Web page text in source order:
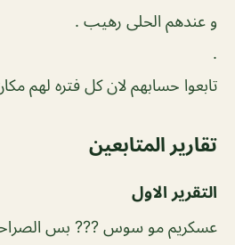
و عندهم الحلى رهيب .
.
تابعوا حسابهم لان كل فتره لهم
تقارير المتابعين
التقرير الاول
عسكريم مو سوس ??? بس